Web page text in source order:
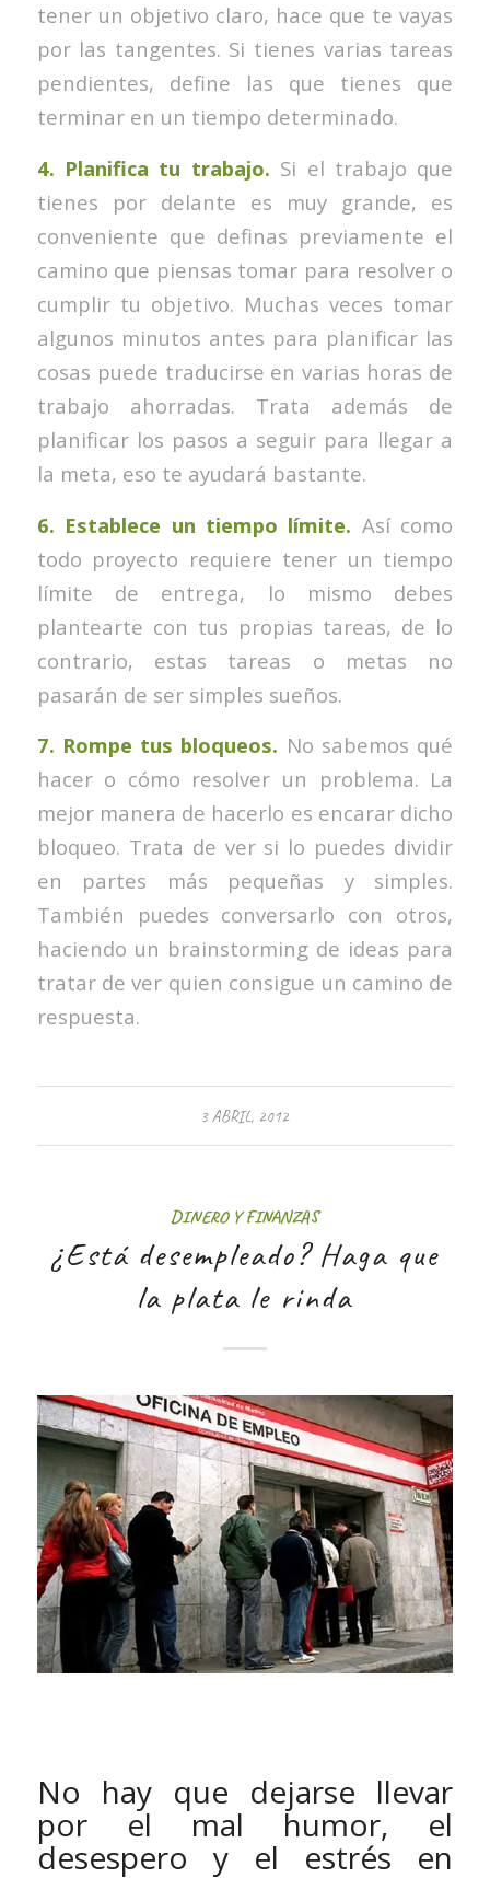
tener un objetivo claro, hace que te vayas
por las tangentes. Si tienes varias tareas
pendientes, define las que tienes que
terminar en un tiempo determinado.
4. Planifica tu trabajo. Si el trabajo que
tienes por delante es muy grande, es
conveniente que definas previamente el
camino que piensas tomar para resolver o
cumplir tu objetivo. Muchas veces tomar
algunos minutos antes para planificar las
cosas puede traducirse en varias horas de
trabajo ahorradas. Trata además de
planificar los pasos a seguir para llegar a
la meta, eso te ayudará bastante.
6. Establece un tiempo límite. Así como
todo proyecto requiere tener un tiempo
límite de entrega, lo mismo debes
plantearte con tus propias tareas, de lo
contrario, estas tareas o metas no
pasarán de ser simples sueños.
7. Rompe tus bloqueos. No sabemos qué
hacer o cómo resolver un problema. La
mejor manera de hacerlo es encarar dicho
bloqueo. Trata de ver si lo puedes dividir
en partes más pequeñas y simples.
También puedes conversarlo con otros,
haciendo un brainstorming de ideas para
tratar de ver quien consigue un camino de
respuesta.
3 ABRIL, 2012
DINERO Y FINANZAS
¿Está desempleado? Haga que
la plata le rinda
No hay que dejarse llevar
por el mal humor, el
desespero y el estrés en